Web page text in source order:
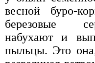
весной буро-
березовые
набухают и
пыльцы. Это